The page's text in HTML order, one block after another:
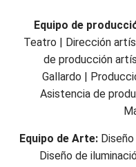
Equipo de
Teatro | Dirección
de producción
Gallardo |
Asistencia de
Equipo de Arte:
Diseño de